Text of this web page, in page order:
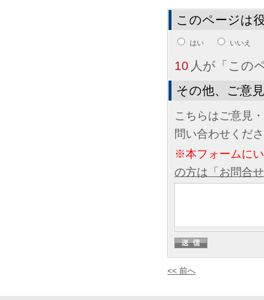
このページは
はい いいえ
10 人が「この
その他、ご意
こちらはご意見
問い合わせくだ
※本フォームに
の方は「お問合
<< 前へ